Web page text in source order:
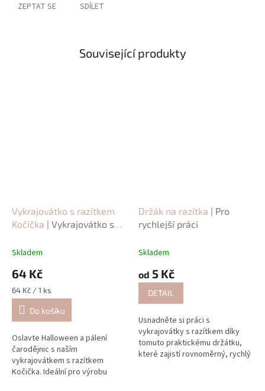
ZEPTAT SE SDÍLET
Související produkty
Vykrajovátko s razítkem
Kočička | Vykrajovátko se
Skladem
64 Kč
Měrná
cena:
64 Kč / 1 ks
Do košíku
Oslavte Halloween a pálení
čarodějnic s naším
vykrajovátkem s razítkem
Kočička. Ideální pro výrobu
Držák na razítka | Pro
rychlejší práci
Skladem
od 5 Kč
DETAIL
Usnadněte si práci s
vykrajovátky s razítkem díky
tomuto praktickému držátku,
které zajistí rovnoměrný, rychlý